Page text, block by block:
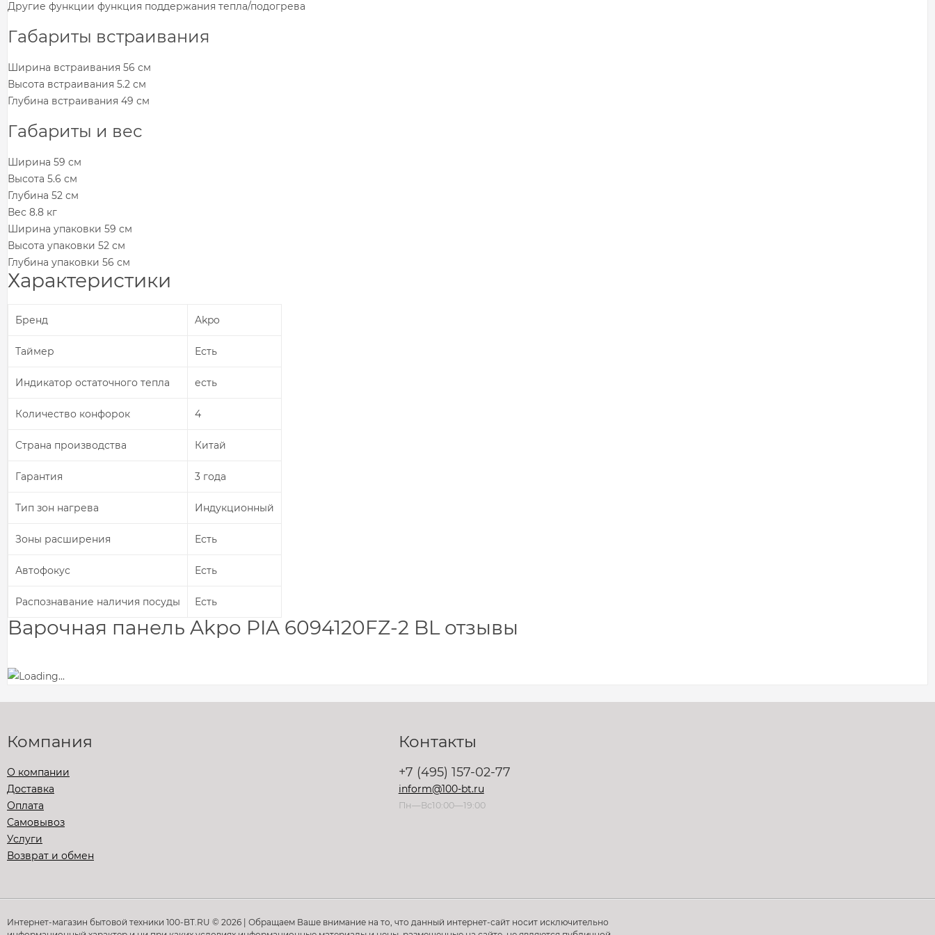
Другие функции функция поддержания тепла/подогрева
Габариты встраивания
Ширина встраивания 56 см
Высота встраивания 5.2 см
Глубина встраивания 49 см
Габариты и вес
Ширина 59 см
Высота 5.6 см
Глубина 52 см
Вес 8.8 кг
Ширина упаковки 59 см
Высота упаковки 52 см
Глубина упаковки 56 см
Характеристики
Бренд Akpo
Таймер Есть
Индикатор остаточного тепла есть
Количество конфорок 4
Страна производства Китай
Гарантия 3 года
Тип зон нагрева Индукционный
Зоны расширения Есть
Автофокус Есть
Распознавание наличия посуды Есть
Варочная панель Akpo PIA 6094120FZ-2 BL отзывы
Компания
О компании
Доставка
Оплата
Самовывоз
Услуги
Возврат и обмен
Контакты
+7 (495) 157-02-77
inform@100-bt.ru
Пн—Вс10:00—19:00
Интернет-магазин бытовой техники 100-BT.RU © 2026 | Обращаем Ваше внимание на то, что данный интернет-сайт носит исключительно